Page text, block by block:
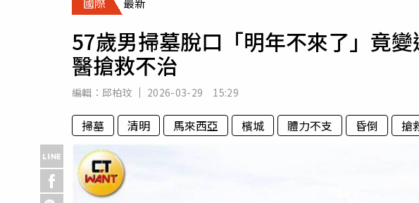
專欄
57歲男掃墓脫口「明年不來了」竟
醫搶救不治
編輯： 邱柏玟 2026-03-29 15:29
掃墓 清明 馬來西亞 檳城 體力不支 昏倒 搶